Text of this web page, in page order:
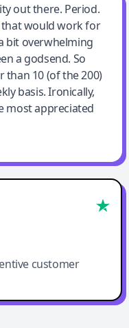
out there. Period.
would work for
bit overwhelming
a godsend. So
10 (of the 200)
basis. Ironically,
most appreciated
customer